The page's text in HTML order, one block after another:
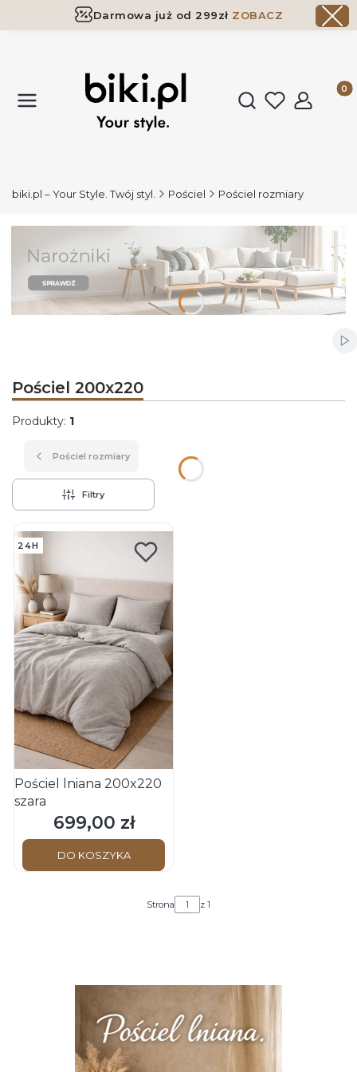
Darmowa już od 299zł ZOBACZ
Otwórz
biki.pl – Your Style. Twój styl. Pościel Pościel rozmiary
Pościel 200x220
Produkty: 1
Pościel rozmiary
Filtry
Lista produktów
24H
Pościel lniana 200x220
szara
Cena
699,00 zł
DO KOSZYKA
Strona z 1